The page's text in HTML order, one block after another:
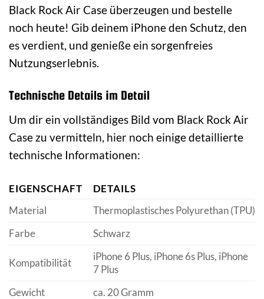
Black Rock Air Case überzeugen und bestelle
noch heute! Gib deinem iPhone den Schutz, den
es verdient, und genieße ein sorgenfreies
Nutzungserlebnis.
Technische Details im Detail
Um dir ein vollständiges Bild vom Black Rock Air
Case zu vermitteln, hier noch einige detaillierte
technische Informationen:
EIGENSCHAFT
DETAILS
Material
Thermoplastisches Polyurethan (TPU)
Farbe
Schwarz
Kompatibilität
iPhone 6 Plus, iPhone 6s Plus, iPhone
7 Plus
Gewicht
ca. 20 Gramm